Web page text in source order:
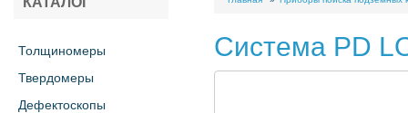
Толщиномеры
Твердомеры
Дефектоскопы
Система PD